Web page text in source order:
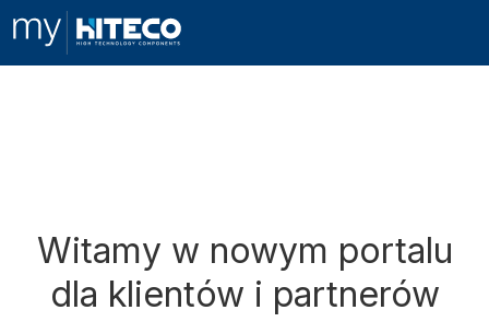
Witamy w nowym portalu
dla klientów i partnerów